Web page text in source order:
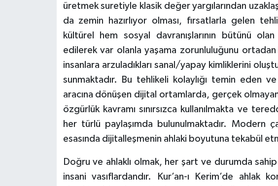
üretmek suretiyle klasik değer yargılarından
da zemin hazırlıyor olması, fırsatlarla gelen
kültürel hem sosyal davranışlarının bütünü
edilerek var olanla yaşama zorunluluğunu ortadan
insanlara arzuladıkları sanal/yapay kimliklerini
sunmaktadır. Bu tehlikeli kolaylığı temin eden
aracına dönüşen dijital ortamlarda, gerçek
özgürlük kavramı sınırsızca kullanılmakta ve
her türlü paylaşımda bulunulmaktadır. Modern
esasında dijitalleşmenin ahlaki boyutuna tekabül
Doğru ve ahlaklı olmak, her şart ve durumda
insani vasıflardandır. Kur’an-ı Kerim’de
Hakkari Müftülüğü
Hatay Müftülüğü
Isparta Müftülüğü
İstanbul Müftülüğü
Kahramanmaraş Müftülüğü